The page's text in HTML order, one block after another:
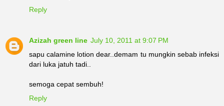
Reply
Azizah green line July 10, 2011 at 9:07 PM
sapu calamine lotion dear..demam tu mungkin sebab infeksi
dari luka jatuh tadi..
semoga cepat sembuh!
Reply